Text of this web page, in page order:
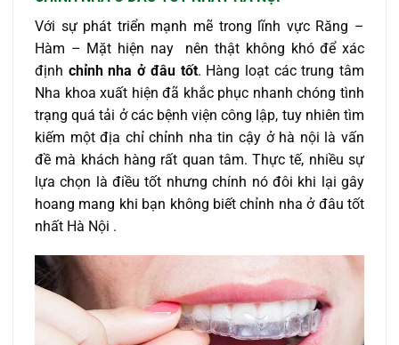
Với sự phát triển mạnh mẽ trong lĩnh vực Răng –
Hàm – Mặt hiện nay nên thật không khó để xác
định chỉnh nha ở đâu tốt. Hàng loạt các trung tâm
Nha khoa xuất hiện đã khắc phục nhanh chóng tình
trạng quá tải ở các bệnh viện công lập, tuy nhiên tìm
kiếm một địa chỉ chỉnh nha tin cậy ở hà nội là vấn
đề mà khách hàng rất quan tâm. Thực tế, nhiều sự
lựa chọn là điều tốt nhưng chính nó đôi khi lại gây
hoang mang khi bạn không biết chỉnh nha ở đâu tốt
nhất Hà Nội .